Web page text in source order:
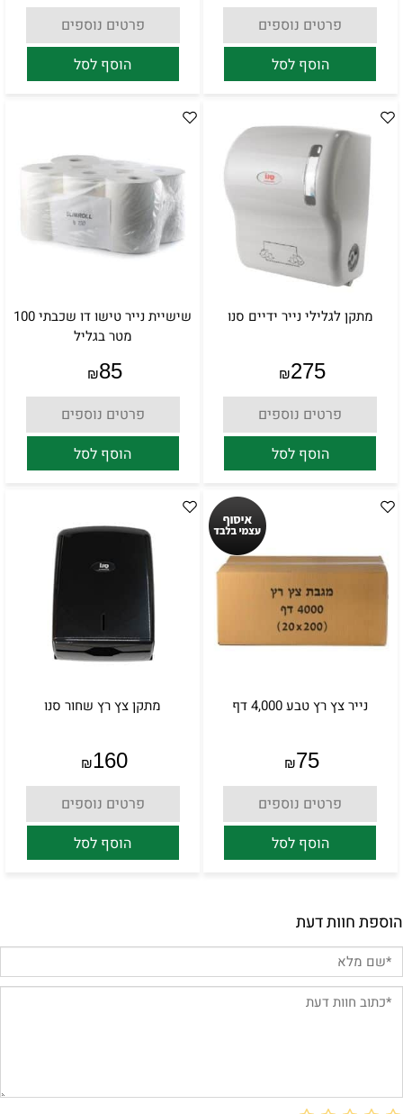
פרטים נוספים
הוסף לסל
פרטים נוספים
הוסף לסל
מתקן לגלילי נייר ידיים סנו
₪275
פרטים נוספים
הוסף לסל
שישיית נייר טישו דו שכבתי 100
מטר בגליל
₪85
פרטים נוספים
הוסף לסל
נייר צץ רץ טבע 4,000 דף
₪75
פרטים נוספים
הוסף לסל
מתקן צץ רץ שחור סנו
₪160
פרטים נוספים
הוסף לסל
הוספת חוות דעת